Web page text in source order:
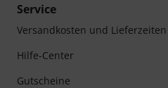
Service
Versandkosten und Lieferzeiten
Hilfe-Center
Gutscheine